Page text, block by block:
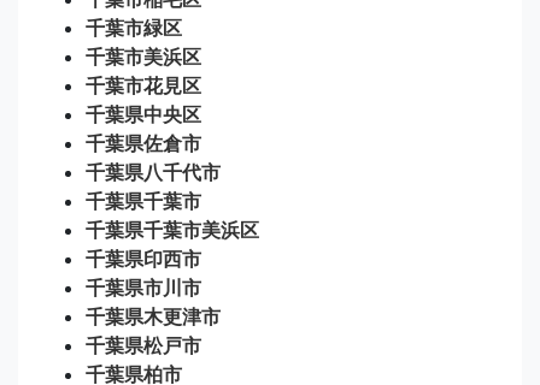
千葉市緑区
千葉市美浜区
千葉市花見区
千葉県中央区
千葉県佐倉市
千葉県八千代市
千葉県千葉市
千葉県千葉市美浜区
千葉県印西市
千葉県市川市
千葉県木更津市
千葉県松戸市
千葉県柏市